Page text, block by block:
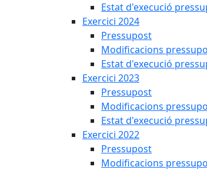
Estat d'execució
Exercici 2024
Pressupost
Modificacions
Estat d'execució
Exercici 2023
Pressupost
Modificacions
Estat d'execució
Exercici 2022
Pressupost
Modificacions